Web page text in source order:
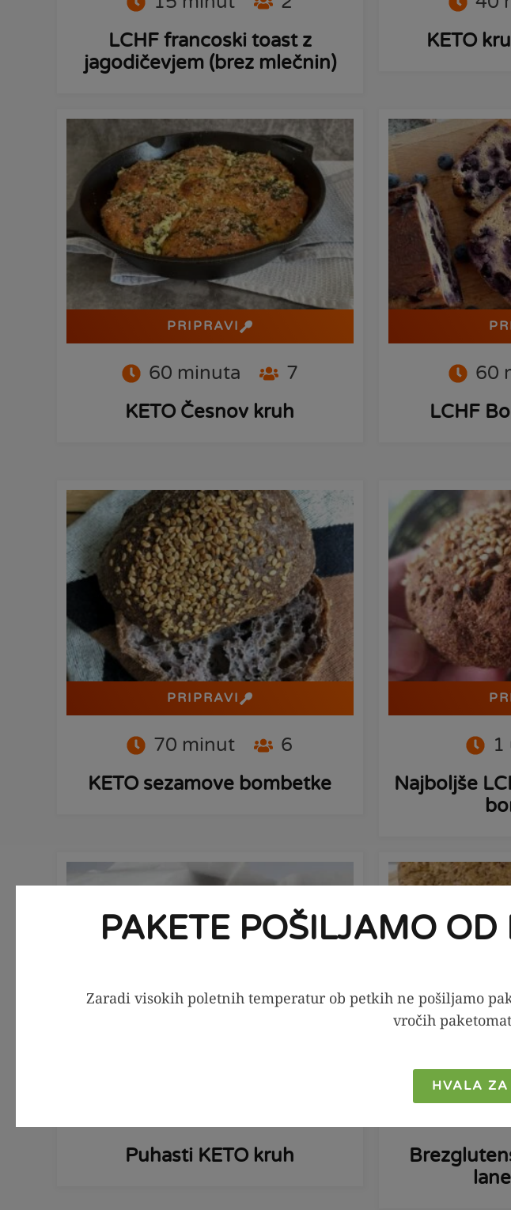
LCHF francoski toast z
jagodičevjem (brez mlečnin)
KETO
PRIPRAVI
60 minuta
7
KETO Česnov kruh
60
LCHF
PRIPRAVI
70 minut
6
KETO sezamove bombetke
1
Najboljše
Puhasti KETO kruh
PAKETE POŠILJAMO
Zaradi visokih poletnih temperatur ob petkih ne pošiljamo
vročih
HVALA